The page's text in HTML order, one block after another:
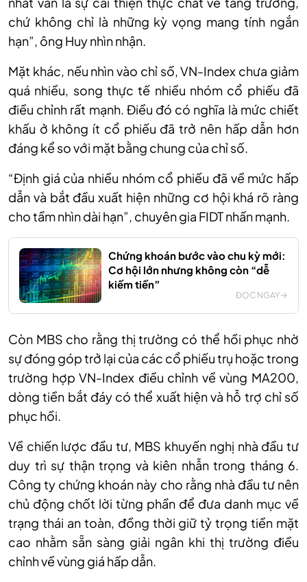
chứ không chỉ là những kỳ vọng mang tính ngắn
hạn”, ông Huy nhìn nhận.
Mặt khác, nếu nhìn vào chỉ số, VN-Index chưa giảm
quá nhiều, song thực tế nhiều nhóm cổ phiếu đã
điều chỉnh rất mạnh. Điều đó có nghĩa là mức chiết
khấu ở không ít cổ phiếu đã trở nên hấp dẫn hơn
đáng kể so với mặt bằng chung của chỉ số.
“Định giá của nhiều nhóm cổ phiếu đã về mức hấp
dẫn và bắt đầu xuất hiện những cơ hội khá rõ ràng
cho tầm nhìn dài hạn”, chuyêngia FIDTnhấn mạnh.
Chứng khoán bước vào chu kỳ mới:
Cơ hội lớn nhưng không còn “dễ
kiếm tiền”
ĐỌC NGAY
Còn MBS cho rằng thị trường có thể hồi phục nhờ
sự đóng góp trở lại của các cổ phiếu trụ hoặc trong
trường hợp VN-Index điều chỉnh về vùng MA200,
dòng tiền bắt đáy có thể xuất hiện và hỗ trợ chỉ số
phục hồi.
Về chiến lược đầu tư, MBS khuyến nghị nhà đầu tư
duy trì sự thận trọng và kiên nhẫn trong tháng 6.
Công ty chứng khoán này cho rằng nhà đầu tư nên
chủ động chốt lời từng phần để đưa danh mục về
trạng thái an toàn, đồng thời giữ tỷ trọng tiền mặt
cao nhằm sẵn sàng giải ngân khi thị trường điều
chỉnh về vùng giá hấp dẫn.